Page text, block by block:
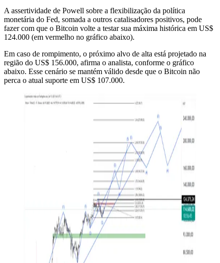
A assertividade de Powell sobre a flexibilização da política
monetária do Fed, somada a outros catalisadores positivos, pode
fazer com que o Bitcoin volte a testar sua máxima histórica em US$
124.000 (em vermelho no gráfico abaixo).
Em caso de rompimento, o próximo alvo de alta está projetado na
região do US$ 156.000, afirma o analista, conforme o gráfico
abaixo. Esse cenário se mantém válido desde que o Bitcoin não
perca o atual suporte em US$ 107.000.